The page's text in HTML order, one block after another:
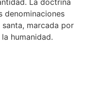
La doctrina
denominaciones
marcada por
humanidad.